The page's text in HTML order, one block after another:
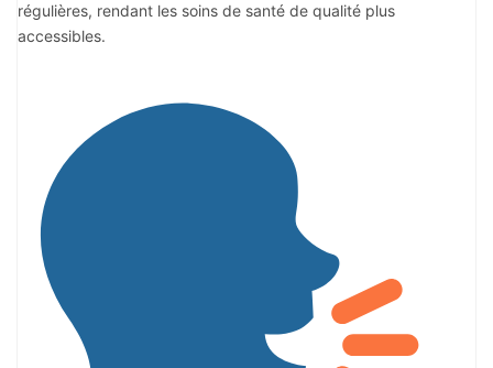
régulières, rendant les soins de santé de qualité plus
accessibles.